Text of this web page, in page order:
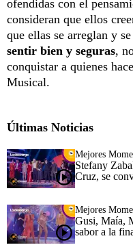
ofendidas con el
consideran que ellos
que ellas se arreglan y
sentir bien y seguras,
conquistar a quienes
Musical.
Últimas Noticias
Mejores
Stefany
Cruz, se
Mejores
Gusi, Maía,
sabor a la